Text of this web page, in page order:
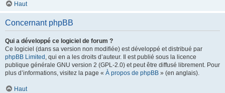
Haut
Concernant phpBB
Qui a développé ce logiciel de forum ?
Ce logiciel (dans sa version non modifiée) est développé et distribué par
phpBB Limited , qui en a les droits d’auteur. Il est publié sous la licence
publique générale GNU version 2 (GPL-2.0) et peut être diffusé librement. Pour
plus d’informations, visitez la page « À propos de phpBB » (en anglais).
Haut